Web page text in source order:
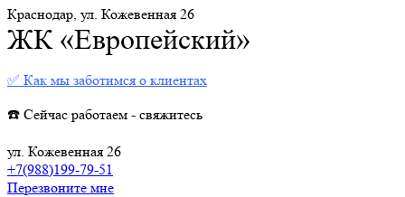
Краснодар, ул. Кожевенная 26
ЖК «Европейский»
✅ Как мы заботимся о клиентах
☎️ Сейчас работаем - свяжитесь
ул. Кожевенная 26
+7(988)199-79-51
Перезвоните мне